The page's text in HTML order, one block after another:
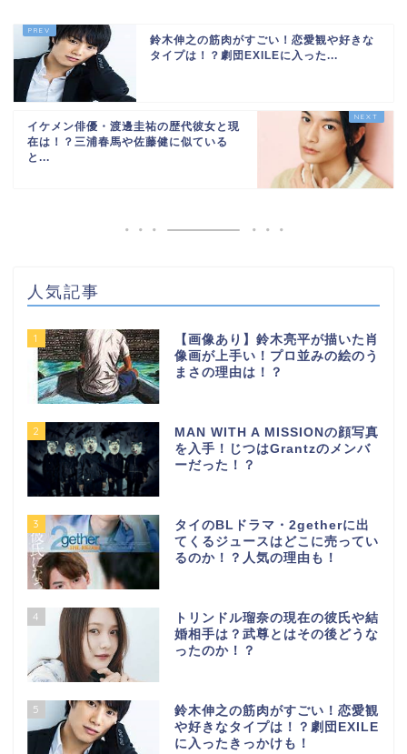
鈴木伸之の筋肉がすごい！恋愛観や好きな
タイプは！？劇団EXILEに入った...
イケメン俳優・渡邊圭祐の歴代彼女と現
在は！？三浦春馬や佐藤健に似ている
と...
人気記事
1
【画像あり】鈴木亮平が描いた肖
像画が上手い！プロ並みの絵のう
まさの理由は！？
2
MAN WITH A MISSIONの顔写真
を入手！じつはGrantzのメンバ
ーだった！？
3
タイのBLドラマ・2getherに出
てくるジュースはどこに売ってい
るのか！？人気の理由も！
4
トリンドル瑠奈の現在の彼氏や結
婚相手は？武尊とはその後どうな
ったのか！？
5
鈴木伸之の筋肉がすごい！恋愛観
や好きなタイプは！？劇団EXILE
に入ったきっかけも！